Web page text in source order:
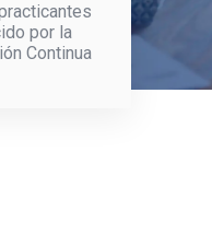
por la
Continua